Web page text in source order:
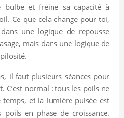
et freine sa capacité à
Ce que cela change pour toi,
une logique de repousse
mais dans une logique de
il faut plusieurs séances pour
C’est normal : tous les poils ne
temps, et la lumière pulsée est
en phase de croissance.